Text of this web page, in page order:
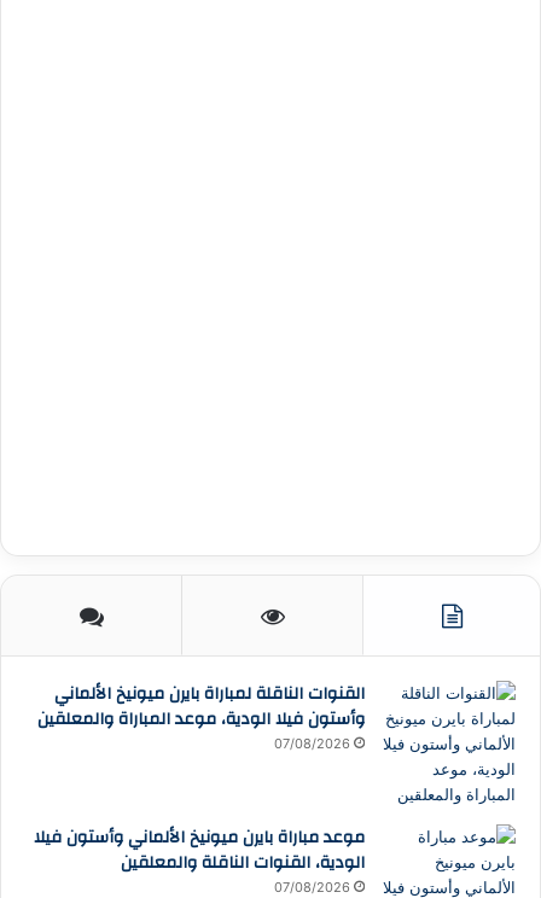
القنوات الناقلة لمباراة بايرن ميونيخ الألماني
وأستون فيلا الودية، موعد المباراة والمعلقين
07/08/2026
موعد مباراة بايرن ميونيخ الألماني وأستون فيلا
الودية، القنوات الناقلة والمعلقين
07/08/2026